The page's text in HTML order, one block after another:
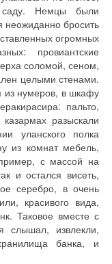
саду. Немцы были
бросить
огромных
провиантские
соломой, сеном,
целыми стенами.
из нумеров, в шкафу
пальто,
разыскали
уланского полка
из комнат мебель,
с массой на
и остался висеть,
серебро, в очень
красивого вида,
Таковое вместе с
слышал, извлекли,
банка, и